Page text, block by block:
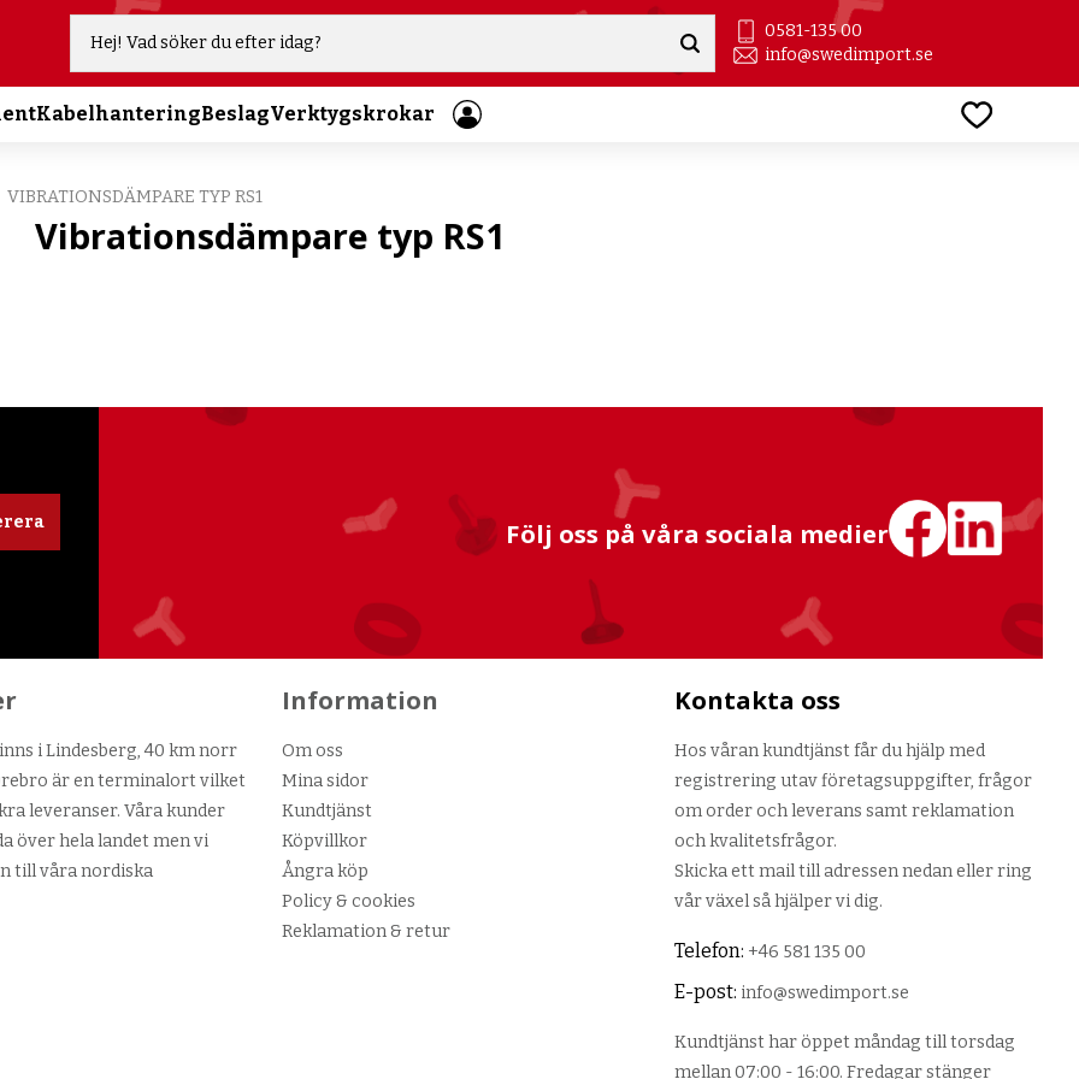
0581-135 00
info@swedimport.se
KabelhanteringBeslagVerktygskrokar
VIBRATIONSDÄMPARE TYP RS1
Vibrationsdämpare typ RS1
Följ oss på våra sociala medier
i Lindesberg, 40 km norr
är en terminalort vilket
leveranser. Våra kunder
över hela landet men vi
till våra nordiska
Information
Om oss
Mina sidor
Kundtjänst
Köpvillkor
Ångra köp
Policy & cookies
Reklamation & retur
Kontakta oss
Hos våran kundtjänst får du hjälp med
registrering utav företagsuppgifter, frågor
om order och leverans samt reklamation
och kvalitetsfrågor.
Skicka ett mail till adressen nedan eller ring
vår växel så hjälper vi dig.
Telefon: +46 581 135 00
E-post: info@swedimport.se
Kundtjänst har öppet måndag till torsdag
mellan 07:00 - 16:00. Fredagar stänger